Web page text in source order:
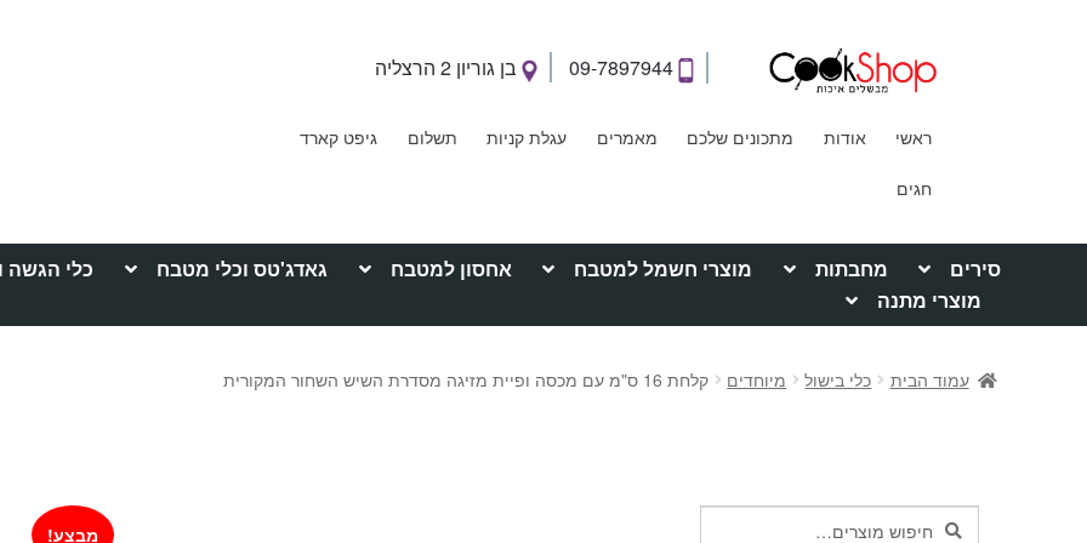
09-7897944 בן גוריון 2 הרצליה
ראשי אודות מתכונים שלכם מאמרים עגלת קניות תשלום גיפט קארד
חגים
סירים מחבתות מוצרי חשמל למטבח אחסון למטבח גאדג'טס וכלי מטבח כלי הגשה
מוצרי מתנה
עמוד הבית כלי בישול מיוחדים קלחת 16 ס"מ עם מכסה ופיית מזיגה מסדרת השיש השחור המקורית
מבצע!
חיפושחיפוש